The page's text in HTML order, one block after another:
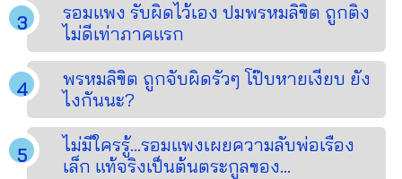
รอมแพง รับผิดไว้เอง ปมพรหมลิขิต ถูกติง
ไม่ดีเท่าภาคแรก
พรหมลิขิต ถูกจับผิดรัวๆ โป๊บหายเงียบ ยัง
ไงกันนะ?
ไม่มีใครรู้...รอมแพงเผยความลับพ่อเรือง
เล็ก แท้จริงเป็นต้นตระกูลของ...